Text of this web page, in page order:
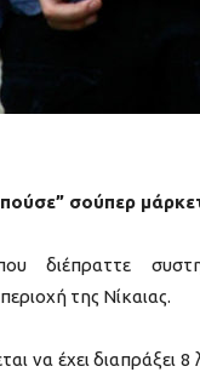
σούπερ
διέπραττε
της Νίκαιας.
να έχει διαπράξει